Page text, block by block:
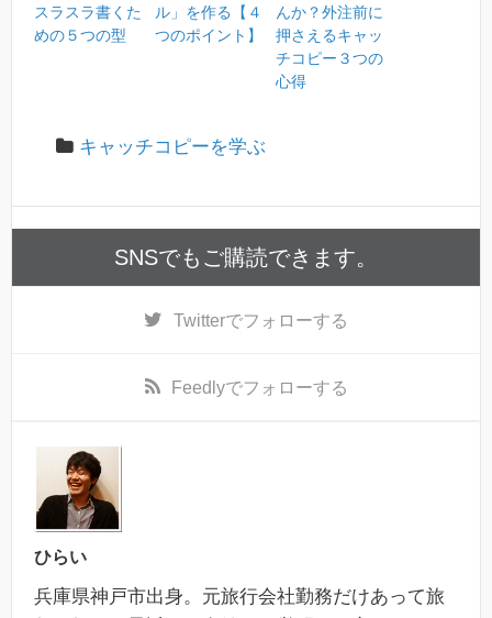
スラスラ書くた
めの５つの型
ル」を作る【４
つのポイント】
んか？外注前に
押さえるキャッ
チコピー３つの
心得
キャッチコピーを学ぶ
SNSでもご購読できます。
Twitterでフォローする
Feedlyでフォローする
ひらい
兵庫県神戸市出身。元旅行会社勤務だけあって旅